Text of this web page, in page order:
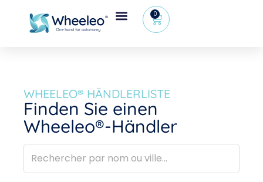
0
WHEELEO® HÄNDLERLISTE
Finden Sie einen
Wheeleo®-Händler